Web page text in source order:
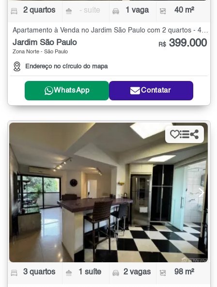
2 quartos - suíte 1 vaga 40 m²
Apartamento à Venda no Jardim São Paulo com 2 quartos - 40 m²
Jardim São Paulo
Zona Norte - São Paulo
Endereço no círculo do mapa
R$ 399.000
WhatsApp Contatar
3 quartos 1 suíte 2 vagas 98 m²